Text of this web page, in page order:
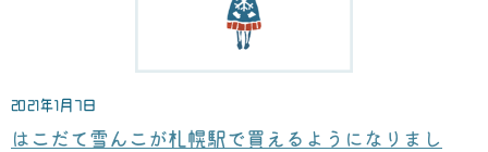
2021年1月7日
はこだて雪んこが札幌駅で買えるようになりまし